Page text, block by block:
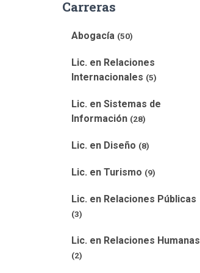
Carreras
Abogacía (50)
Lic. en Relaciones
Internacionales (5)
Lic. en Sistemas de
Información (28)
Lic. en Diseño (8)
Lic. en Turismo (9)
Lic. en Relaciones Públicas
(3)
Lic. en Relaciones Humanas
(2)